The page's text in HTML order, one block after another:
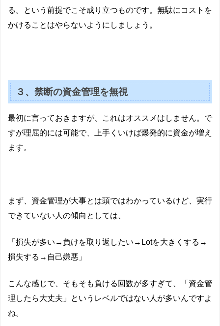
る。という前提でこそ成り立つものです。無駄にコストを
かけることはやらないようにしましょう。
３、禁断の資金管理を無視
最初に言っておきますが、これはオススメはしません。で
すが理屈的には可能で、上手くいけば爆発的に資金が増え
ます。
まず、資金管理が大事とは頭ではわかっているけど、実行
できていない人の傾向としては、
「損失が多い→負けを取り返したい→Lotを大きくする→
損失する→自己嫌悪」
こんな感じで、そもそも負ける回数が多すぎて、「資金管
理したら大丈夫」というレベルではない人が多いんですよ
ね。